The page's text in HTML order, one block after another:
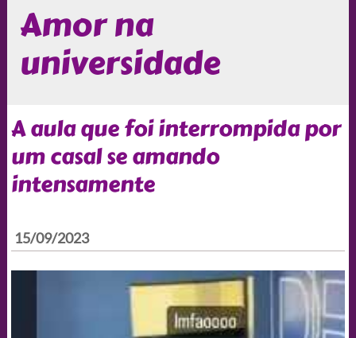
Amor na
universidade
A aula que foi interrompida por
um casal se amando
intensamente
15/09/2023